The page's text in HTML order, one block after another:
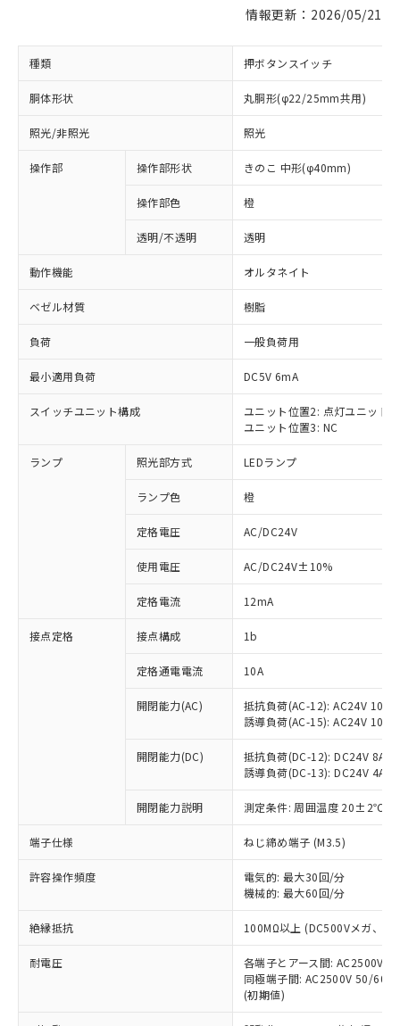
情報更新：2026/05/21
種類 押ボタンスイッチ
胴体形状 丸胴形(φ22/25mm共用)
照光/非照光 照光
操作部 操作部形状 きのこ 中形(φ40mm)
操作部色 橙
透明/不透明 透明
動作機能 オルタネイト
ベゼル材質 樹脂
負荷 一般負荷用
最小適用負荷 DC5V 6mA
スイッチユニット構成
ユニット位置2: 点灯ユニット
ユニット位置3: NC
ランプ 照光部方式 LEDランプ
ランプ色 橙
定格電圧 AC/DC24V
使用電圧 AC/DC24V±10%
定格電流 12mA
接点定格 接点構成 1b
定格通電電流 10A
開閉能力(AC)
抵抗負荷(AC-12): AC24V 10A/
誘導負荷(AC-15): AC24V
開閉能力(DC)
抵抗負荷(DC-12): DC24V 8A/
誘導負荷(DC-13): DC24V 4A/
開閉能力説明 測定条件: 周囲温度 20±2℃、
端子仕様 ねじ締め端子 (M3.5)
許容操作頻度
電気的: 最大30回/分
機械的: 最大60回/分
絶縁抵抗 100MΩ以上 (DC500Vメガ、点
耐電圧
各端子とアース間: AC2500V
同極端子間: AC2500V 50/
(初期値)
ご利用条件
以下の条件をお読みいただき、同意のうえ
ご利用ください。
本サービスは、当社制御機器事業取扱
商品の当社在庫状況および標準価格
(税抜)を提供させていただくもので
当社制御機器事業取扱商品の中には、
本サービスの対象外となる商品もある
ことをご了承ください。
在庫状況および標準価格照会結果は、
記載している更新日時点での社内デー
タに基づき作成されるものであり、閲
覧された時点での実際の在庫および標
準価格とは異なる場合があることをご
※1 対応状況
対応済み：EU RoHS指令（10物質）の
非含有に対応した製品が提供可能な商品で
対応予定：EU RoHS指令（10物質）の非含
有に対応した製品に切り替える予定のある
対応予定なし：EU RoHS指令（10物質）の
非含有に非対応の商品で、対応品を出す予
定はありません。
調査・確認中：EU RoHS指令（10物質）の
非含有の対応状況を調査中または確認中の
非該当品：ライセンス料など無形物で、有
害物質有無と関係のない商品です。
仕入先様の事情により、非含有部品として
いたものが、含有品と判明した場合などや
むを得ず変更することがあります。
鉛(Pb) 1000ppm以下、 水銀(Hg) 1000ppm以下、 カド
六価クロム(Cr(Ⅵ)) 1000ppm以下、ポリ臭化ビフェニル
類(PBB) 1000ppm以下、ポリ臭化ジフェニルエーテル類
(PBDE) 1000ppm以下、フタル酸ビス(2-エチルヘキシ
※1 中国RoHS○×表
「○」：最大均質材料含有率が中国RoHSの
基準値以下であることを示します。
「×」：最大均質材料含有率が中国RoHSの
基準値を超えていることを示します。
「－」：未確認です。当社販売部門へお問
い合わせください。
*中国RoHS10物質の基準値 (GB/T26572)：
Pb(鉛) :1000ppm、 Hg(水銀) : 1000ppm、 Cd(カドミウ
Cr(Ⅵ)(六価クロム) : 1000ppm、 PBBs(ポリ臭化ビフェ
当社は、これら貴社製品のうち、外国
為替および外国貿易法に定める商品
（以下｢規制貨物等」という）を輸出
国政府の輸出許可(または役務取引許
可)を取得するなどの必要な手続きを